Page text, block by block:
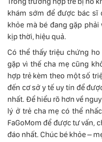
khám sớm để được bác sĩ
khỏe mà bé đang gặp
kịp thời, hiệu quả.
Có thể thấy triệu chứng
gặp vì thế cha mẹ cũng
hợp trẻ kèm theo một số
đến cơ sở y tế uy tín để
nhất. Để hiểu rõ hơn về
lý ở trẻ cha mẹ có thể
FaGoMom để được tư vấn,
đáo nhất. Chúc bé khỏe –